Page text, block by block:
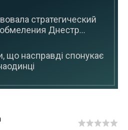
стратегический
Днестр...
що насправді спонукає